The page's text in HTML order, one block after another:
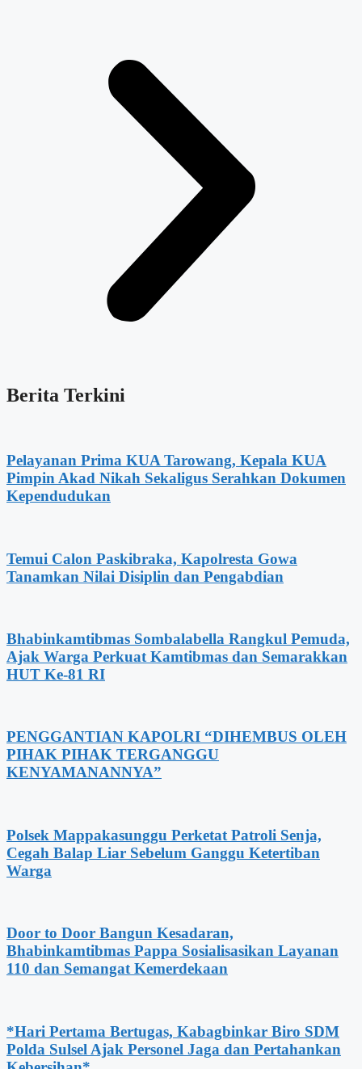
Berita Terkini
Pelayanan Prima KUA Tarowang, Kepala KUA
Pimpin Akad Nikah Sekaligus Serahkan Dokumen
Kependudukan
Temui Calon Paskibraka, Kapolresta Gowa
Tanamkan Nilai Disiplin dan Pengabdian
Bhabinkamtibmas Sombalabella Rangkul Pemuda,
Ajak Warga Perkuat Kamtibmas dan Semarakkan
HUT Ke-81 RI
PENGGANTIAN KAPOLRI “DIHEMBUS OLEH
PIHAK PIHAK TERGANGGU
KENYAMANANNYA”
Polsek Mappakasunggu Perketat Patroli Senja,
Cegah Balap Liar Sebelum Ganggu Ketertiban
Warga
Door to Door Bangun Kesadaran,
Bhabinkamtibmas Pappa Sosialisasikan Layanan
110 dan Semangat Kemerdekaan
*Hari Pertama Bertugas, Kabagbinkar Biro SDM
Polda Sulsel Ajak Personel Jaga dan Pertahankan